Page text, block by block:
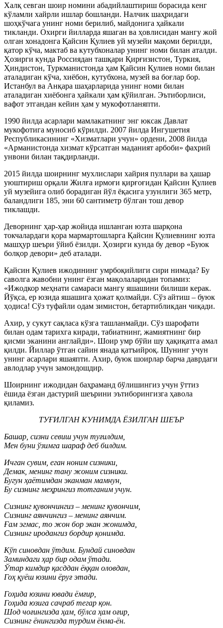
Халқ севган шоир номини абадийлаштириш борасида кенг
кўламли хайрли ишлар бошланди. Налчик шаҳридаги
шоҳкўчага унинг номи берилиб, майдонига ҳайкали
тикланди. Охирги йилларда яшаган ва ҳовлисидан мангу жой
олган хонадонга Қайсин Қулиев уй музейи мақоми берилди,
қатор кўча, мактаб ва кутубхоналар унинг номи билан аталди.
Ҳозирги кунда Россиядан ташқари Қирғизистон, Туркия,
Ҳиндистон, Туркманистонда ҳам Қайсин Қулиев номи билан
аталадиган кўча, хиёбон, кутубхона, музей ва боғлар бор.
Истанбул ва Анқара шаҳарларида унинг номи билан
аталадиган хиёбонга ҳайкали ҳам қўйилган. Эътиборлиси,
вафот этгандан кейин ҳам у мукофотланяпти.
1990 йилда асарлари мамлакатнинг энг юксак Давлат
мукофотига муносиб кўрилди. 2007 йилда Ингушетия
Республикасининг «Хизматлари учун» ордени, 2008 йилда
«Арманистонда хизмат кўрсатган маданият арбоби» фахрий
унвони билан тақдирланди.
2015 йилда шоирнинг мухлислари хайрия пуллари ва ҳашар
уюштириш орқали Жилға ирмоғи қирғоғидан Қайсин Қулиев
уй музейига олиб борадиган йўл ёқасига узунлиги 365 метр,
баландлиги 185, эни 60 сантиметр бўлган тош девор
тиклашди.
Деворнинг ҳар-ҳар жойида ишланган юзта шарқона
токчалардаги қора мармартошларга Қайсин Қулиевнинг юзта
машҳур шеъри ўйиб ёзилди. Ҳозирги кунда бу девор «Буюк
болқор девори» деб аталади.
Қайсин Қулиев ижодининг умрбоқийлиги сири нимада? Бу
саволга жавобни унинг ёзган мақолаларидан топамиз:
«Ижодкор меҳнати самараси мангу яшашини билиши керак.
Йўқса, ер юзида яшашига ҳожат қолмайди. Сўз айтиш – буюк
ҳодиса! Сўз туфайли одам зимистон, бетартибликдан чиқади.
Ахир, у сукут сақласа кўзга ташланмайди. Сўз шарофати
билан одам тарихга киради, табиатнинг, жамиятнинг бир
қисми эканини англайди». Шоир умр бўйи шу ҳақиқатга амал
қилди. Йиллар ўтган сайин янада қатъийроқ. Шунинг учун
унинг асарлари яшаяпти. Ахир, буюк шоирлар барча даврдаги
авлодлар учун замондошдир.
Шоирнинг ижодидан баҳраманд бўлишингиз учун ўттиз
ёшида ёзган дастурий шеърини эътиборингизга ҳавола
қиламиз.
ТУҒИЛГАН КУНИМДА ЁЗИЛГАН ШEЪР
Башар, сизни севиш учун туғилдим,
Мен буни ўзимга шараф деб билдим.
Ичган сувим, еган ноним сизники,
Демак, менинг тану жоним сизники.
Бугун ҳаётимдан эканман мамнун,
Бу сизнинг меҳрингиз тотганим учун.
Сизнинг қувончингиз – менинг қувончим,
Сизнинг аянчингиз – менинг аянчим.
Ғам эгмас, то жон бор экан жонимда,
Сизнинг иродангиз бордир қонимда.
Кўп синовдан ўтдим. Бундай синовдан
Заминдаги ҳар бир одам ўтади.
Ўтар кимдир қасддан ёққан оловдан,
Гоҳ қуёш юзини ёруғ этади.
Гоҳида юзини ювади ёмғир,
Гоҳида юзига сачраб тегар қон.
Шод чоғингизда ҳам, бўлса ҳам оғир,
Сизнинг ёнингизда турдим ёнма-ён.